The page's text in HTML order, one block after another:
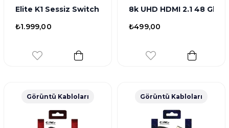
Elite K1 Sessiz Switch 110+8 Multimedya Tuşlu
₺1.999,00
8k UHD HDMI 2.1 48
₺499,00
Görüntü Kabloları Görüntü Kabloları